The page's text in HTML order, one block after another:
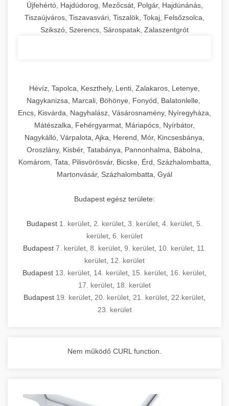
Újfehértó, Hajdúdorog, Mezőcsát, Polgár, Hajdúnánás,
Tiszaújváros, Tiszavasvári, Tiszalök, Tokaj, Felsőzsolca,
Szikszó, Szerencs, Sárospatak, Zalaszentgrót
Hévíz, Tapolca, Keszthely, Lenti, Zalakaros, Letenye,
Nagykanizsa, Marcali, Böhönye, Fonyód, Balatonlelle,
Encs, Kisvárda, Nagyhalász, Vásárosnamény, Nyíregyháza,
Mátészalka, Fehérgyarmat, Máriapócs, Nyírbátor,
Nagykálló, Várpalota, Ajka, Herend, Mór, Kincsesbánya,
Oroszlány, Kisbér, Tatabánya, Pannonhalma, Bábolna,
Komárom, Tata, Pilisvörösvár, Bicske, Érd, Százhalombatta,
Martonvásár, Százhalombatta, Gyál
Budapest egész területe:
Budapest 1. kerület 2. kerület 3. kerület 4. kerület 5.
kerület 6. kerület
Budapest 7. kerület, 8. kerület, 9. kerület, 10. kerület, 11.
kerület 12. kerület
Budapest 13. kerület 14. kerület 15. kerület 16. kerület
17. kerület 18. kerület
Budapest 19. kerület 20. kerület 21. kerület 22.kerület
23. kerület
Nem működő CURL function.